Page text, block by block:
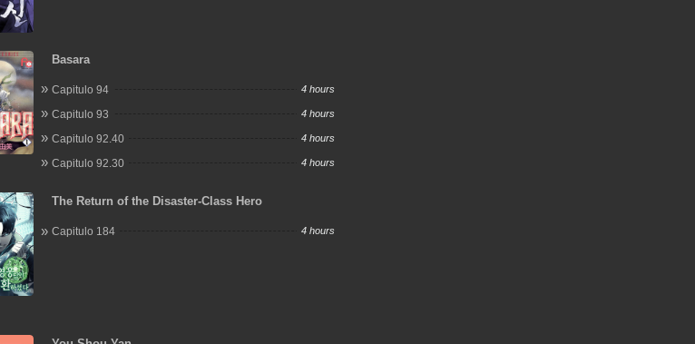
Basara
Capitulo 94 4 hours
Capitulo 93 4 hours
Capitulo 92.40 4 hours
Capitulo 92.30 4 hours
The Return of the Disaster-Class Hero
Capitulo 184 4 hours